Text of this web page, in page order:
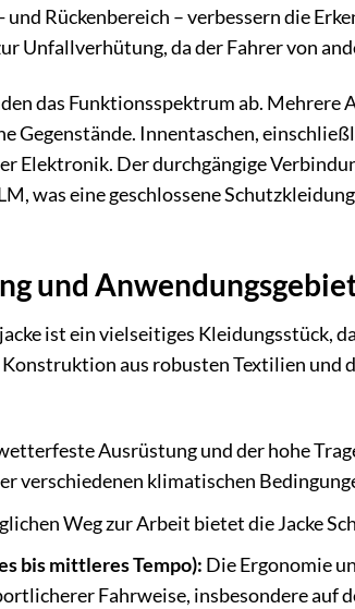
und Rückenbereich – verbessern die
Unfallverhütung, da der Fahrer von
das Funktionsspektrum ab.
Gegenstände. Innentaschen,
Elektronik. Der durchgängige
was eine geschlossene
und
ist ein vielseitiges Kleidungsstück,
aus robusten Textilien und
Ausrüstung und der hohe
verschiedenen klimatischen
Weg zur Arbeit bietet die Jacke
bis mittleres Tempo): Die Ergonomie
Fahrweise, insbesondere auf